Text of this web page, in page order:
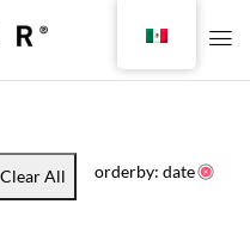
Clear All orderby: date